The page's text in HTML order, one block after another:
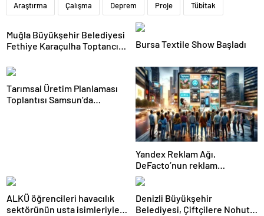
Araştırma Çalışma Deprem Proje Tübitak
Muğla Büyükşehir Belediyesi
Fethiye Karaçulha Toptancı
ve Üretim Tesisi Açtı
Bursa Textile Show Başladı
Tarımsal Üretim Planlaması
Toplantısı Samsun’da
Yandex Reklam Ağı,
DeFacto’nun reklam
başarısında kritik bir rol
oynadı
ALKÜ öğrencileri havacılık
sektörünün usta isimleriyle
Denizli Büyükşehir
Belediyesi, Çiftçilere Nohut